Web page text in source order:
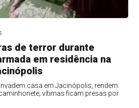
de terror durante
em residência na
casa em Jacinópolis, rendem
vítimas ficam presas por